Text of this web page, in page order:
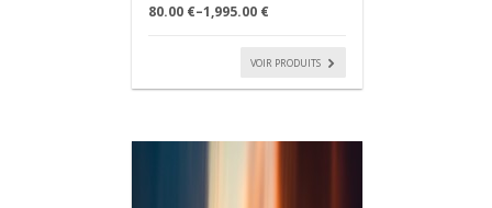
80.00 €–1,995.00 €
VOIR PRODUITS